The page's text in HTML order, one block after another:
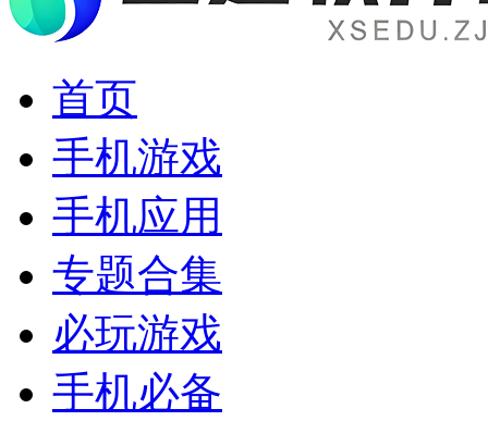
首页
手机游戏
手机应用
专题合集
必玩游戏
手机必备